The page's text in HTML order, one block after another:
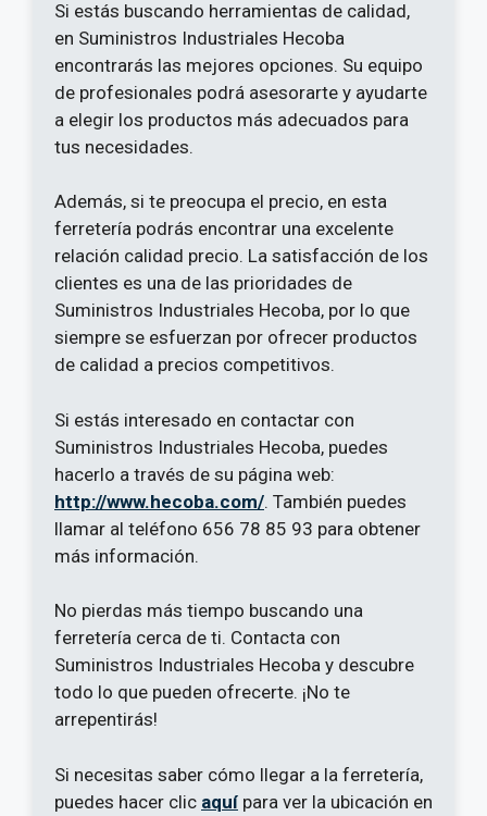
Si estás buscando herramientas de calidad,
en Suministros Industriales Hecoba
encontrarás las mejores opciones. Su equipo
de profesionales podrá asesorarte y ayudarte
a elegir los productos más adecuados para
tus necesidades.
Además, si te preocupa el precio, en esta
ferretería podrás encontrar una excelente
relación calidad precio. La satisfacción de los
clientes es una de las prioridades de
Suministros Industriales Hecoba, por lo que
siempre se esfuerzan por ofrecer productos
de calidad a precios competitivos.
Si estás interesado en contactar con
Suministros Industriales Hecoba, puedes
hacerlo a través de su página web:
http://www.hecoba.com/. También puedes
llamar al teléfono 656 78 85 93 para obtener
más información.
No pierdas más tiempo buscando una
ferretería cerca de ti. Contacta con
Suministros Industriales Hecoba y descubre
todo lo que pueden ofrecerte. ¡No te
arrepentirás!
Si necesitas saber cómo llegar a la ferretería,
puedes hacer clic aquí para ver la ubicación en